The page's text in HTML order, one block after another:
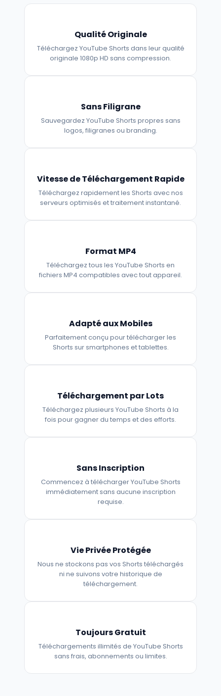
Qualité Originale
Téléchargez YouTube Shorts dans leur qualité
originale 1080p HD sans compression.
Sans Filigrane
Sauvegardez YouTube Shorts propres sans
logos, filigranes ou branding.
Vitesse de Téléchargement Rapide
Téléchargez rapidement les Shorts avec nos
serveurs optimisés et traitement instantané.
Format MP4
Téléchargez tous les YouTube Shorts en
fichiers MP4 compatibles avec tout appareil.
Adapté aux Mobiles
Parfaitement conçu pour télécharger les
Shorts sur smartphones et tablettes.
Téléchargement par Lots
Téléchargez plusieurs YouTube Shorts à la
fois pour gagner du temps et des efforts.
Sans Inscription
Commencez à télécharger YouTube Shorts
immédiatement sans aucune inscription
requise.
Vie Privée Protégée
Nous ne stockons pas vos Shorts téléchargés
ni ne suivons votre historique de
téléchargement.
Toujours Gratuit
Téléchargements illimités de YouTube Shorts
sans frais, abonnements ou limites.